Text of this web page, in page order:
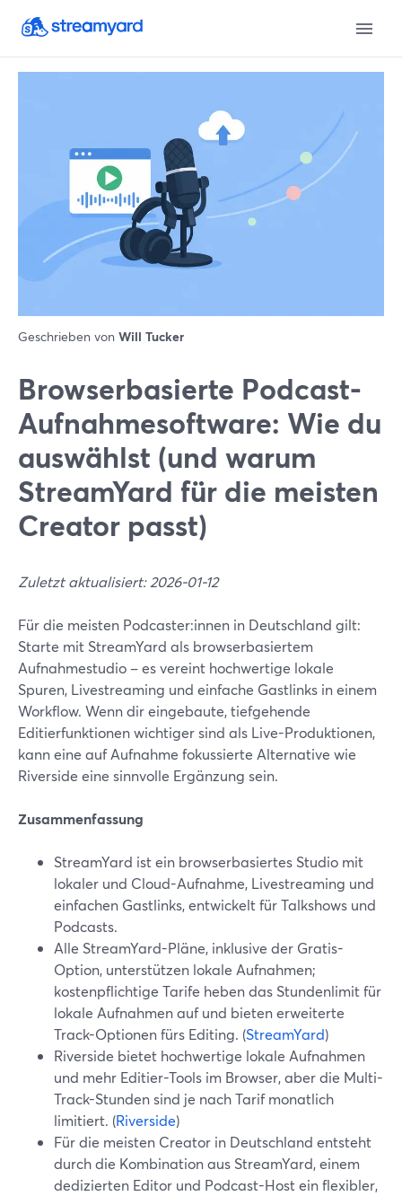
Geschrieben von Will Tucker
Browserbasierte Podcast-
Aufnahmesoftware: Wie du
auswählst (und warum
StreamYard für die meisten
Creator passt)
Zuletzt aktualisiert: 2026-01-12
Für die meisten Podcaster:innen in Deutschland gilt:
Starte mit StreamYard als browserbasiertem
Aufnahmestudio – es vereint hochwertige lokale
Spuren, Livestreaming und einfache Gastlinks in einem
Workflow. Wenn dir eingebaute, tiefgehende
Editierfunktionen wichtiger sind als Live-Produktionen,
kann eine auf Aufnahme fokussierte Alternative wie
Riverside eine sinnvolle Ergänzung sein.
Zusammenfassung
StreamYard ist ein browserbasiertes Studio mit
lokaler und Cloud-Aufnahme, Livestreaming und
einfachen Gastlinks, entwickelt für Talkshows und
Podcasts.
Alle StreamYard-Pläne, inklusive der Gratis-
Option, unterstützen lokale Aufnahmen;
kostenpflichtige Tarife heben das Stundenlimit für
lokale Aufnahmen auf und bieten erweiterte
Track-Optionen fürs Editing. (StreamYard)
Riverside bietet hochwertige lokale Aufnahmen
und mehr Editier-Tools im Browser, aber die Multi-
Track-Stunden sind je nach Tarif monatlich
limitiert. (Riverside)
Für die meisten Creator in Deutschland entsteht
durch die Kombination aus StreamYard, einem
dedizierten Editor und Podcast-Host ein flexibler,